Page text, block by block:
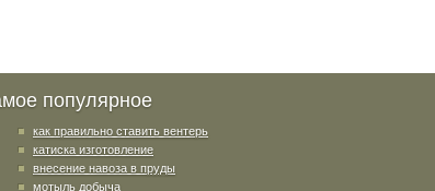
популярное
как правильно ставить вентерь
катиска изготовление
внесение навоза в пруды
мотыль добыча